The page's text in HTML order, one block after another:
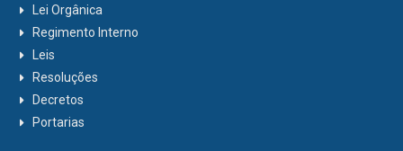
Lei Orgânica
Regimento Interno
Leis
Resoluções
Decretos
Portarias